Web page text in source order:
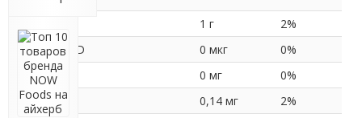
1 г
2%
Витамин D
0 мкг
0%
Кальций
0 мг
0%
Железо
0,14 мг
2%